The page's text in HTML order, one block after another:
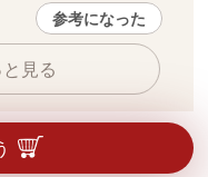
参考になった
見る